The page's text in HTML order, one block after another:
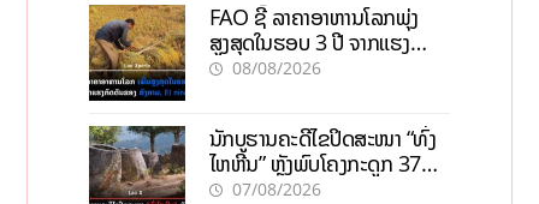
FAO ຊີ້ ລາຄາອາຫານໂລກພຸ່ງ
ສູງສຸດໃນຮອບ 3 ປີ ຈາກແຮງ
ກົດດັນຂອງສົງຄາມ, El nino
08/08/2026
ນັກບູຮານຄະດີໄຂປິດສະໜາ “ທົ່ງ
ໄຫຫີນ” ຫຼັງພົບໂຄງກະດູກ 37
ຄົນໃນຫີນຍັກ
07/08/2026